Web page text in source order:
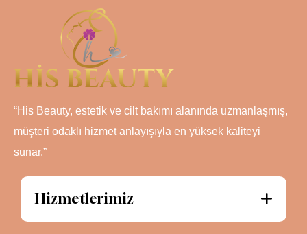
“His Beauty, estetik ve cilt bakımı alanında uzmanlaşmış,
müşteri odaklı hizmet anlayışıyla en yüksek kaliteyi
sunar.”
Hizmetlerimiz